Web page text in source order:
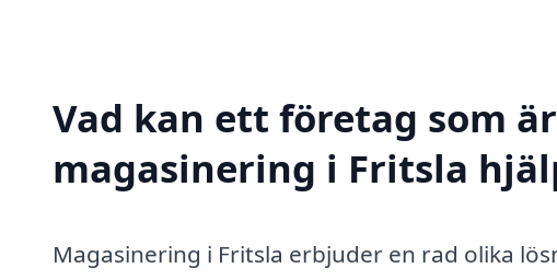
Vad kan ett företag som
magasinering i Fritsla
Magasinering i Fritsla erbjuder en rad olika